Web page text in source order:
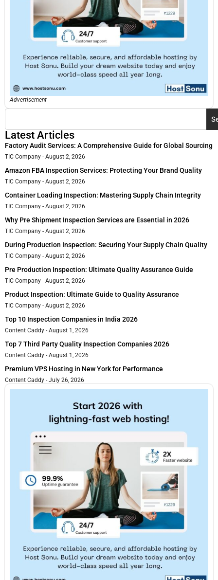
Advertisement
Latest Articles
Factory Audit Services: A Comprehensive Guide for Global Sourcing
TIC Company August 2, 2026
Amazon FBA Inspection Services: Protecting Your Brand Quality
TIC Company August 2, 2026
Container Loading Inspection: Mastering Supply Chain Integrity
TIC Company August 2, 2026
Why Pre Shipment Inspection Services are Essential in 2026
TIC Company August 2, 2026
During Production Inspection: Securing Your Supply Chain Quality
TIC Company August 2, 2026
Pre Production Inspection: Ultimate Quality Assurance Guide
TIC Company August 2, 2026
Product Inspection: Ultimate Guide to Quality Assurance
TIC Company August 2, 2026
Top 10 Inspection Companies in India 2026
Content Caddy August 1, 2026
Top 7 Third Party Quality Inspection Companies 2026
Content Caddy August 1, 2026
Premium VPS Hosting in New York for Performance
Content Caddy July 26, 2026